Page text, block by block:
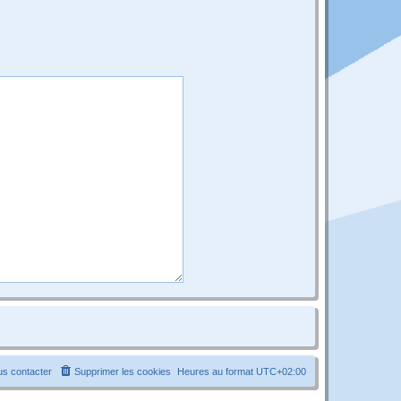
Heures au format UTC+02:00
Supprimer les cookies
contacter